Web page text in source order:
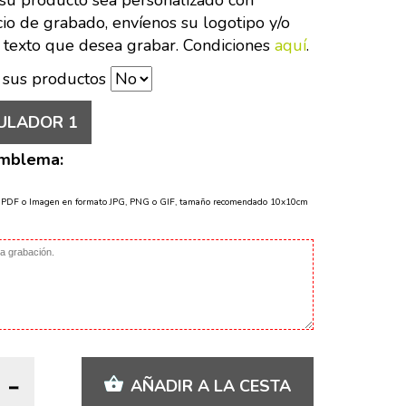
de grabado, envíenos su logotipo y/o
que desea grabar. Condiciones aquí.
productos
1
o Imagen en formato JPG, PNG o GIF, tamaño recomendado 10x10cm
AÑADIR A LA CESTA